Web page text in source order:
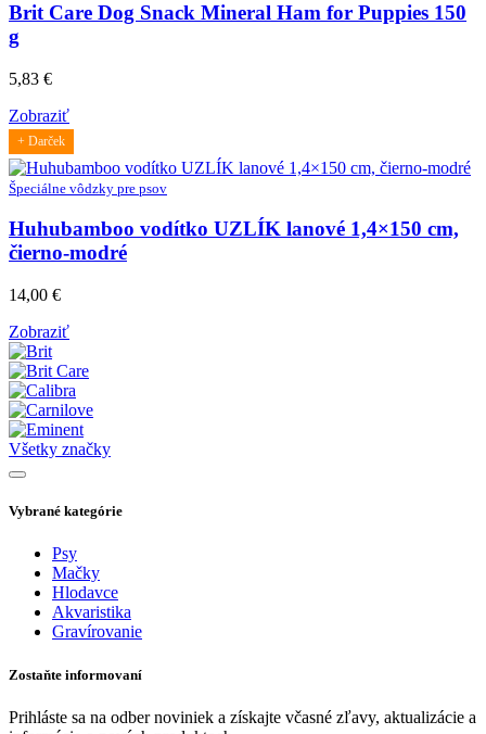
Brit Care Dog Snack Mineral Ham for Puppies 150
g
5,83 €
Zobraziť
+ Darček
Špeciálne vôdzky pre psov
Huhubamboo vodítko UZLÍK lanové 1,4×150 cm,
čierno-modré
14,00 €
Zobraziť
Všetky značky
Vybrané kategórie
Psy
Mačky
Hlodavce
Akvaristika
Gravírovanie
Zostaňte informovaní
Prihláste sa na odber noviniek a získajte včasné zľavy, aktualizácie a